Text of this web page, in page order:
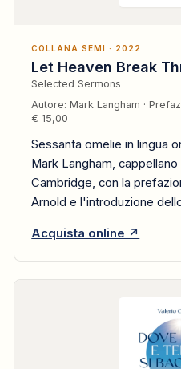
COLLANA SEMI · 2022
Let Heaven Break
Selected Sermons
Autore: Mark Langham ·
€ 15,00
Sessanta omelie in lingua
Mark Langham,
Cambridge, con la
Arnold e l'introduzione
Acquista online ↗